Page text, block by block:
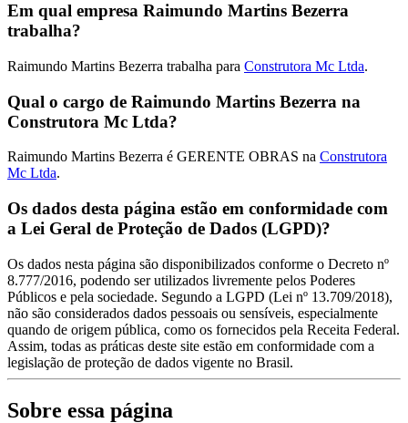
Em qual empresa Raimundo Martins Bezerra
trabalha?
Raimundo Martins Bezerra trabalha para Construtora Mc Ltda.
Qual o cargo de Raimundo Martins Bezerra na
Construtora Mc Ltda?
Raimundo Martins Bezerra é GERENTE OBRAS na Construtora
Mc Ltda.
Os dados desta página estão em conformidade com
a Lei Geral de Proteção de Dados (LGPD)?
Os dados nesta página são disponibilizados conforme o Decreto nº
8.777/2016, podendo ser utilizados livremente pelos Poderes
Públicos e pela sociedade. Segundo a LGPD (Lei nº 13.709/2018),
não são considerados dados pessoais ou sensíveis, especialmente
quando de origem pública, como os fornecidos pela Receita Federal.
Assim, todas as práticas deste site estão em conformidade com a
legislação de proteção de dados vigente no Brasil.
Sobre essa página